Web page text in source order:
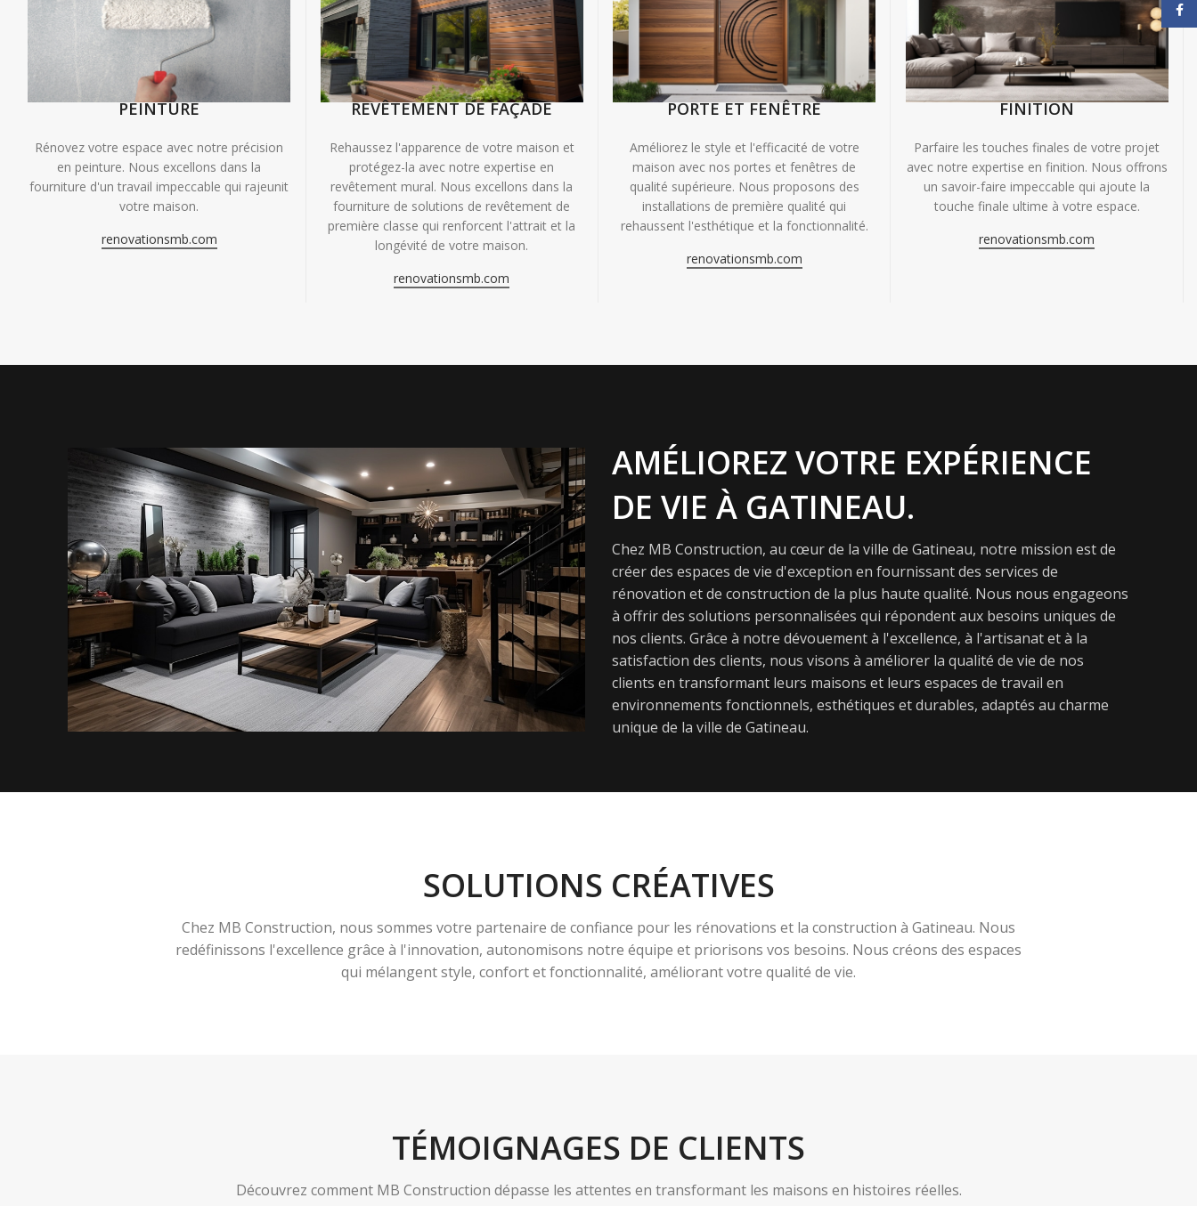
PEINTURE
Rénovez votre espace avec notre précision
en peinture. Nous excellons dans la
fourniture d'un travail impeccable qui rajeunit
votre maison.
renovationsmb.com
REVÊTEMENT DE FAÇADE
Rehaussez l'apparence de votre maison et
protégez-la avec notre expertise en
revêtement mural. Nous excellons dans la
fourniture de solutions de revêtement de
première classe qui renforcent l'attrait et la
longévité de votre maison.
renovationsmb.com
PORTE ET FENÊTRE
Améliorez le style et l'efficacité de votre
maison avec nos portes et fenêtres de
qualité supérieure. Nous proposons des
installations de première qualité qui
rehaussent l'esthétique et la fonctionnalité.
renovationsmb.com
FINITION
Parfaire les touches finales de votre projet
avec notre expertise en finition. Nous offrons
un savoir-faire impeccable qui ajoute la
touche finale ultime à votre espace.
renovationsmb.com
AMÉLIOREZ VOTRE EXPÉRIENCE
DE VIE À GATINEAU.
Chez MB Construction, au cœur de la ville de Gatineau, notre mission est de
créer des espaces de vie d'exception en fournissant des services de
rénovation et de construction de la plus haute qualité. Nous nous engageons
à offrir des solutions personnalisées qui répondent aux besoins uniques de
nos clients. Grâce à notre dévouement à l'excellence, à l'artisanat et à la
satisfaction des clients, nous visons à améliorer la qualité de vie de nos
clients en transformant leurs maisons et leurs espaces de travail en
environnements fonctionnels, esthétiques et durables, adaptés au charme
unique de la ville de Gatineau.
SOLUTIONS CRÉATIVES
Chez MB Construction, nous sommes votre partenaire de confiance pour les rénovations et la construction à Gatineau. Nous
redéfinissons l'excellence grâce à l'innovation, autonomisons notre équipe et priorisons vos besoins. Nous créons des espaces
qui mélangent style, confort et fonctionnalité, améliorant votre qualité de vie.
TÉMOIGNAGES DE CLIENTS
Découvrez comment MB Construction dépasse les attentes en transformant les maisons en histoires réelles.